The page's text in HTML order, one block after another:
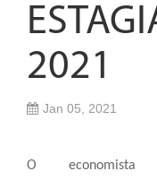
2021
Jan 05, 2021
O economista